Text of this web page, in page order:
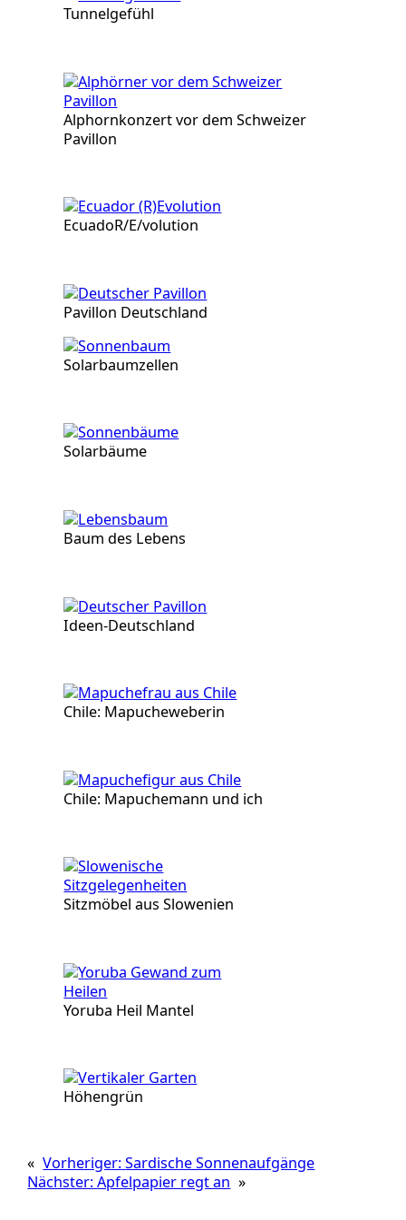
Tunnelgefühl
Alphornkonzert vor dem Schweizer
Pavillon
EcuadoR/E/volution
Pavillon Deutschland
Solarbaumzellen
Solarbäume
Baum des Lebens
Ideen-Deutschland
Chile: Mapucheweberin
Chile: Mapuchemann und ich
Sitzmöbel aus Slowenien
Yoruba Heil Mantel
Höhengrün
« Vorheriger:Sardische Sonnenaufgänge
Nächster:Apfelpapier regt an »